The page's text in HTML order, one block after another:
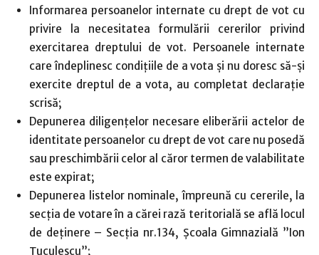
Informarea persoanelor internate cu drept de vot cu
privire la necesitatea formulării cererilor privind
exercitarea dreptului de vot. Persoanele internate
care îndeplinesc condițiile de a vota și nu doresc să-și
exercite dreptul de a vota, au completat declarație
scrisă;
Depunerea diligenţelor necesare eliberării actelor de
identitate persoanelor cu drept de vot care nu posedă
sau preschimbării celor al căror termen de valabilitate
este expirat;
Depunerea listelor nominale, împreună cu cererile, la
secţia de votare în a cărei rază teritorială se află locul
de deţinere – Secția nr.134, Școala Gimnazială ”Ion
Țuculescu”;